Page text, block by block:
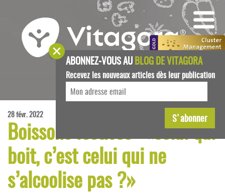
28 févr. 2022
Boissons festives : «celui qui
boit, c’est celui qui ne
s’alcoolise pas ?»
ABONNEZ-VOUS AUBLOG DE VITAGORA
Recevez les nouveaux articles dès leur publication